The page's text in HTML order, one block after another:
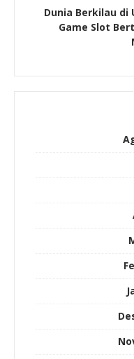
Dunia Berkilau di
Game Slot